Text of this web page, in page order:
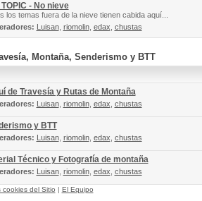
TOPIC - No nieve
los temas fuera de la nieve tienen cabida aquí...
Luisan, riomolin, edax chustas
Montaña, Senderismo y BTT
de Travesía y Rutas de Montaña
Luisan, riomolin, edax chustas
y BTT
Luisan, riomolin, edax chustas
Técnico y Fotografía de montaña
Luisan, riomolin, edax chustas
cookies del Sitio | El Equipo